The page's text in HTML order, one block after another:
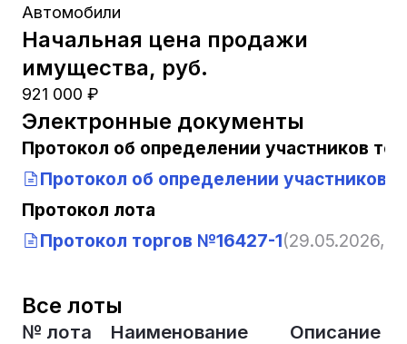
Автомобили
Начальная цена продажи
имущества, руб.
921 000 ₽
Электронные документы
Протокол об определении участников
Протокол об определении участников
Протокол лота
Протокол торгов №16427-1(29.05.2026,
Все лоты
№ лота Наименование Описание